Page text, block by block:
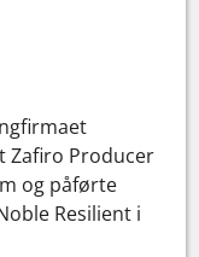
Zafiro Producer
og påførte
Resilient i